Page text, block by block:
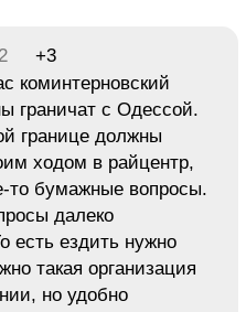
+3
коминтерновский
граничат с Одессой.
границе должны
ходом в райцентр,
то бумажные вопросы.
далеко
есть ездить нужно
такая организация
но удобно